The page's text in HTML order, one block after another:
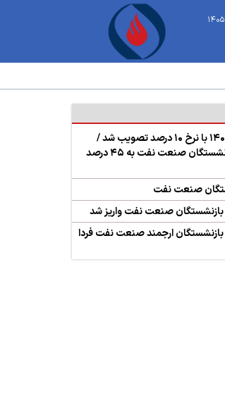
حسین‌زاده: متناسب‌سازی ۱۴۰۵ با نرخ ۱۰ درصد تصویب شد /
میانگین افزایش دریافتی بازنشستگان صنعت نفت به ۴۵ درصد
صنعت نفت
صنعت نفت واریز شد
ارجمند صنعت نفت فردا